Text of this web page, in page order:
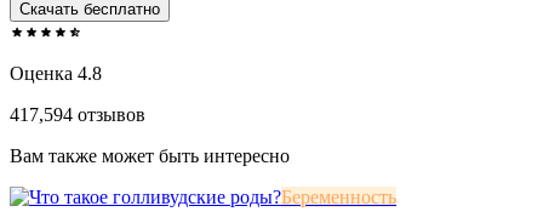
Скачать бесплатно
Оценка 4.8
417,594 отзывов
Вам также может быть интересно
Беременность